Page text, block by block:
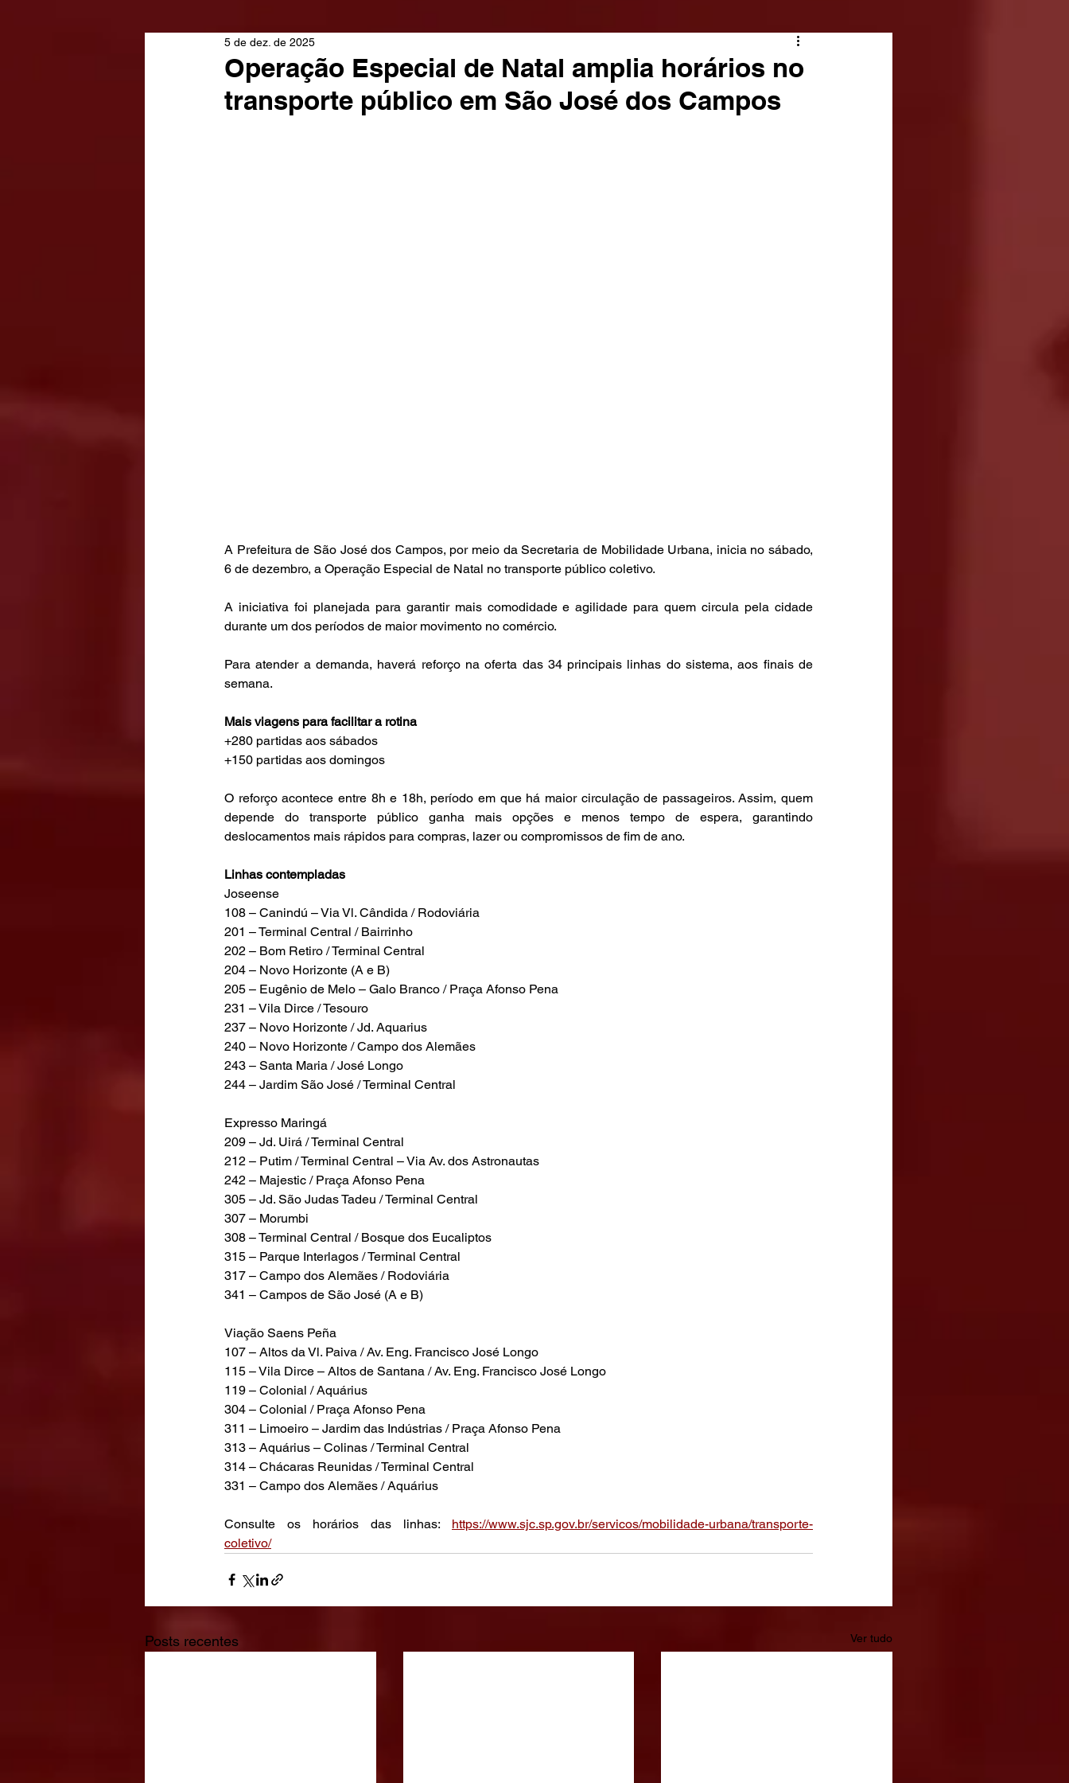
Operação Especial de Natal amplia horários no
transporte público em São José dos Campos
5 de dez. de 2025
A Prefeitura de São José dos Campos, por meio da Secretaria de Mobilidade Urbana, inicia no sábado,
6 de dezembro, a Operação Especial de Natal no transporte público coletivo.
A iniciativa foi planejada para garantir mais comodidade e agilidade para quem circula pela cidade
durante um dos períodos de maior movimento no comércio.
Para atender a demanda, haverá reforço na oferta das 34 principais linhas do sistema, aos finais de
semana.
Mais viagens para facilitar a rotina
+280 partidas aos sábados
+150 partidas aos domingos
O reforço acontece entre 8h e 18h, período em que há maior circulação de passageiros. Assim, quem
depende do transporte público ganha mais opções e menos tempo de espera, garantindo
deslocamentos mais rápidos para compras, lazer ou compromissos de fim de ano.
Linhas contempladas
Joseense
108 – Canindú – Via Vl. Cândida / Rodoviária
201 – Terminal Central / Bairrinho
202 – Bom Retiro / Terminal Central
204 – Novo Horizonte (A e B)
205 – Eugênio de Melo – Galo Branco / Praça Afonso Pena
231 – Vila Dirce / Tesouro
237 – Novo Horizonte / Jd. Aquarius
240 – Novo Horizonte / Campo dos Alemães
243 – Santa Maria / José Longo
244 – Jardim São José / Terminal Central
Expresso Maringá
209 – Jd. Uirá / Terminal Central
212 – Putim / Terminal Central – Via Av. dos Astronautas
242 – Majestic / Praça Afonso Pena
305 – Jd. São Judas Tadeu / Terminal Central
307 – Morumbi
308 – Terminal Central / Bosque dos Eucaliptos
315 – Parque Interlagos / Terminal Central
317 – Campo dos Alemães / Rodoviária
341 – Campos de São José (A e B)
Viação Saens Peña
107 – Altos da Vl. Paiva / Av. Eng. Francisco José Longo
115 – Vila Dirce – Altos de Santana / Av. Eng. Francisco José Longo
119 – Colonial / Aquárius
304 – Colonial / Praça Afonso Pena
311 – Limoeiro – Jardim das Indústrias / Praça Afonso Pena
313 – Aquárius – Colinas / Terminal Central
314 – Chácaras Reunidas / Terminal Central
331 – Campo dos Alemães / Aquárius
Consulte os horários das linhas: https://www.sjc.sp.gov.br/servicos/mobilidade-urbana/transporte-
coletivo/
Posts recentes Ver tudo